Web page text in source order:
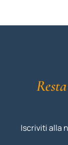
Iscriviti alla